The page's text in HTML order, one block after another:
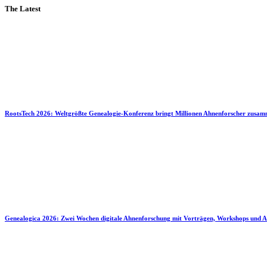
The Latest
RootsTech 2026: Weltgrößte Genealogie-Konferenz bringt Millionen Ahnenforscher
Genealogica 2026: Zwei Wochen digitale Ahnenforschung mit Vorträgen, Workshops und